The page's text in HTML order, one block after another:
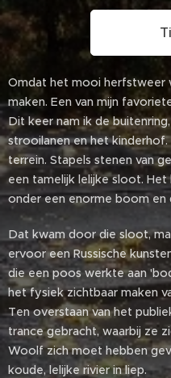
Omdat het mooi herfstweer
maken. Een van mijn
Dit keer nam ik de
strooilanen en het
terrein. Stapels stenen van
een tamelijk lelijke sloot.
onder een enorme boom en
Dat kwam door die sloot,
ervoor een Russische
die een poos werkte aan
het fysiek zichtbaar maken
Ten overstaan van het
trance gebracht, waarbij ze
Woolf zich moet hebben
koude, lelijke rivier in liep.